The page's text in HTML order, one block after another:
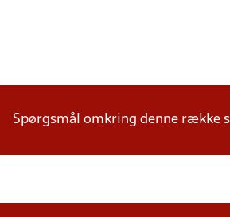
Spørgsmål omkring denne række